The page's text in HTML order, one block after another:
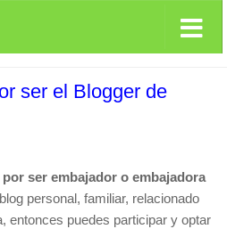
ser el Blogger de
ser embajador o embajadora
personal, familiar, relacionado
entonces puedes participar y optar